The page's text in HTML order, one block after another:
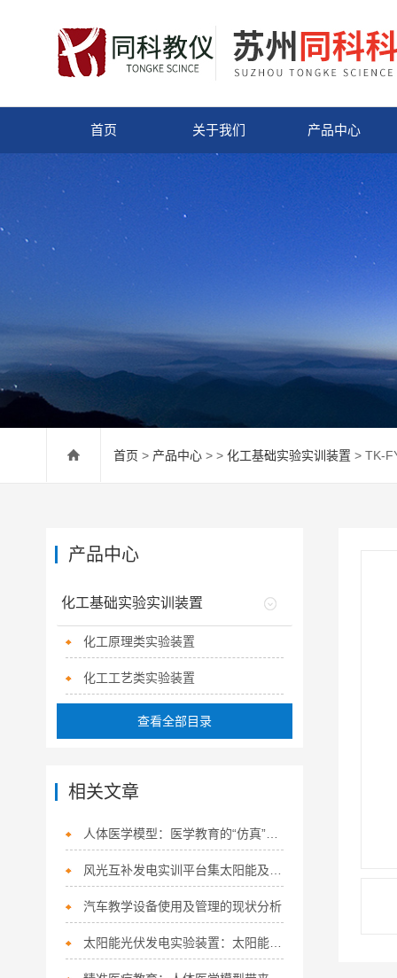
首页 关于我们 产品中心
首页 > 产品中心 > > 化工基础实验实训装置 > TK-
产品中心
化工基础实验实训装置
化工原理类实验装置
化工工艺类实验装置
查看全部目录
相关文章
人体医学模型：医学教育的“仿真”工具
汽车教学设备使用及管理的现状分析
太阳能光伏发电实验装置：太阳能实验教学的利器